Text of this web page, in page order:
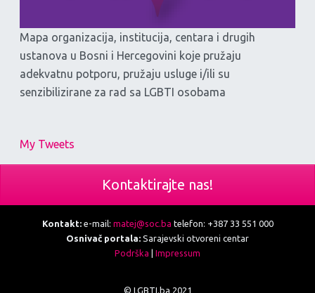
Mapa organizacija, institucija, centara i drugih
ustanova u Bosni i Hercegovini koje pružaju
adekvatnu potporu, pružaju usluge i/ili su
senzibilizirane za rad sa LGBTI osobama
My Tweets
Kontaktirajte nas!
Kontakt:e-mail: matej@soc.ba telefon: +387 33 551 000
Osnivač portala: Sarajevski otvoreni centar
Podrška
Impressum
© LGBTI.ba 2021